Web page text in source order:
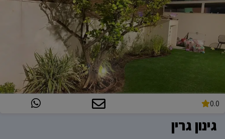
0.0
גינון גרין